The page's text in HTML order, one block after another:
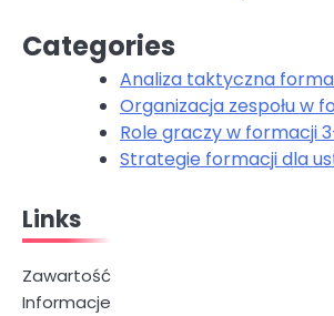
Categories
Analiza taktyczna
Organizacja zespołu w
Role graczy w formacji
Strategie formacji dla
Links
Zawartość
Informacje